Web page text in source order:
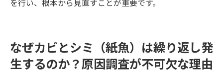
を行い、根本から見直すことが重要です。
なぜカビとシミ（紙魚）は繰り返し発
生するのか？原因調査が不可欠な理由